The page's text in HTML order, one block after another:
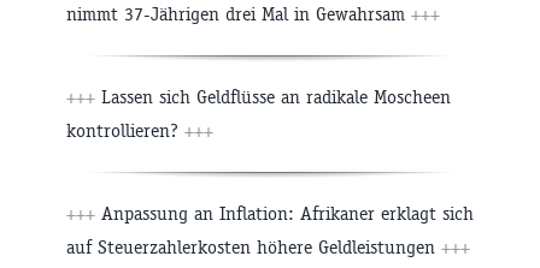
nimmt 37-Jährigen drei Mal in Gewahrsam +++
+++ Lassen sich Geldflüsse an radikale Moscheen
kontrollieren? +++
+++ Anpassung an Inflation: Afrikaner erklagt sich
auf Steuerzahlerkosten höhere Geldleistungen +++